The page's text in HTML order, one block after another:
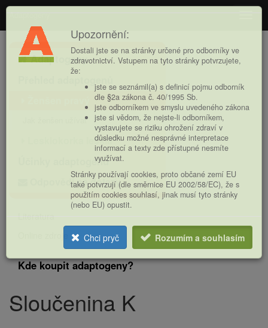
Adaptogeny
Hlavní
nabídkaAdaptogeny
Jak ženšen užívat
Lesklokorka lesklá
Účinky adaptogenů
Odpovědi na dotazy
Literatura
Kde koupit adaptogeny?
Drobečková
navigace
Sloučenina K
Upozornění:
Dostali jste se na stránky určené pro odborníky ve
zdravotnictví. Vstupem na tyto stránky potvrzujete,
že:
jste se seznámil(a) s definicí pojmu odborník
dle §2a zákona č. 40/1995 Sb.
jste odborníkem ve smyslu uvedeného zákona
jste si vědom, že nejste-li odborníkem,
vystavujete se riziku ohrožení zdraví v
důsledku možné nesprávné interpretace
informací a texty zde přístupné nesmíte
využívat.
Stránky používají cookies, proto občané zemí EU
také potvrzují (dle směrnice EU 2002/58/EC), že s
použitím cookies souhlasí, jinak musí tyto stránky
(nebo EU) opustit.
Chci pryč Rozumím a souhlasím